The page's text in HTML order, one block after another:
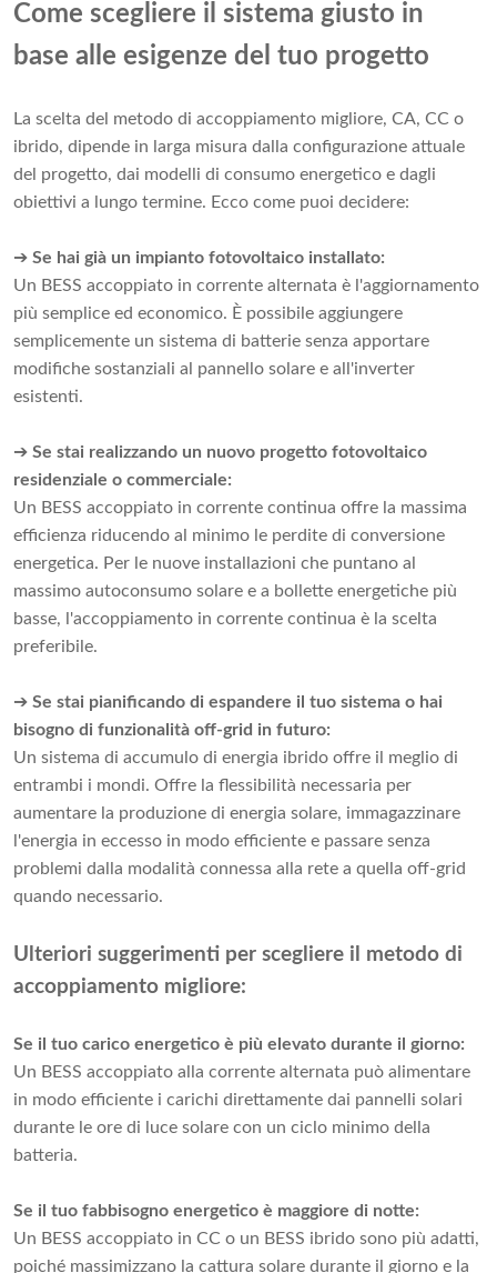
Come scegliere il sistema giusto in
base alle esigenze del tuo progetto
La scelta del metodo di accoppiamento migliore, CA, CC o
ibrido, dipende in larga misura dalla configurazione attuale
del progetto, dai modelli di consumo energetico e dagli
obiettivi a lungo termine. Ecco come puoi decidere:
➔ Se hai già un impianto fotovoltaico installato:
Un BESS accoppiato in corrente alternata è l'aggiornamento
più semplice ed economico. È possibile aggiungere
semplicemente un sistema di batterie senza apportare
modifiche sostanziali al pannello solare e all'inverter
esistenti.
➔ Se stai realizzando un nuovo progetto fotovoltaico
residenziale o commerciale:
Un BESS accoppiato in corrente continua offre la massima
efficienza riducendo al minimo le perdite di conversione
energetica. Per le nuove installazioni che puntano al
massimo autoconsumo solare e a bollette energetiche più
basse, l'accoppiamento in corrente continua è la scelta
preferibile.
➔ Se stai pianificando di espandere il tuo sistema o hai
bisogno di funzionalità off-grid in futuro:
Un sistema di accumulo di energia ibrido offre il meglio di
entrambi i mondi. Offre la flessibilità necessaria per
aumentare la produzione di energia solare, immagazzinare
l'energia in eccesso in modo efficiente e passare senza
problemi dalla modalità connessa alla rete a quella off-grid
quando necessario.
Ulteriori suggerimenti per scegliere il metodo di
accoppiamento migliore:
Se il tuo carico energetico è più elevato durante il giorno:
Un BESS accoppiato alla corrente alternata può alimentare
in modo efficiente i carichi direttamente dai pannelli solari
durante le ore di luce solare con un ciclo minimo della
batteria.
Se il tuo fabbisogno energetico è maggiore di notte:
Un BESS accoppiato in CC o un BESS ibrido sono più adatti,
poiché massimizzano la cattura solare durante il giorno e la